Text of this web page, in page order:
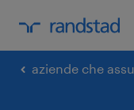
aziende che